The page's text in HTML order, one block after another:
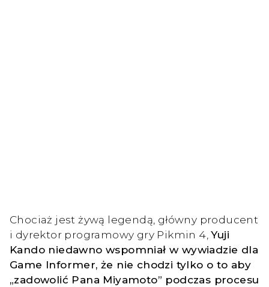
Chociaż jest żywą legendą, główny producent
i dyrektor programowy gry Pikmin 4,Yuji
Kando niedawno wspomniał w wywiadzie dla
Game Informer, że nie chodzi tylko o to aby
„zadowolić Pana Miyamoto” podczas procesu